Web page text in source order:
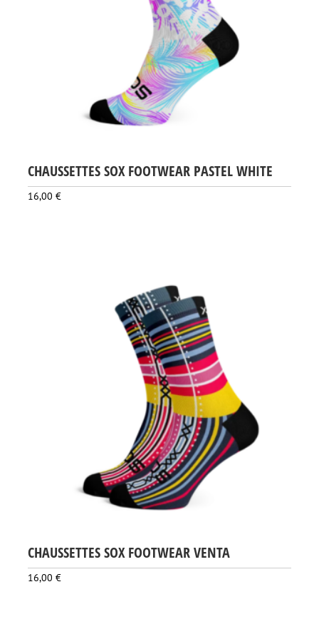
CHAUSSETTES SOX FOOTWEAR PASTEL WHITE
16,00 €
CHAUSSETTES SOX FOOTWEAR VENTA
16,00 €